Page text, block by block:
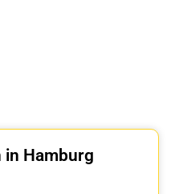
in Hamburg